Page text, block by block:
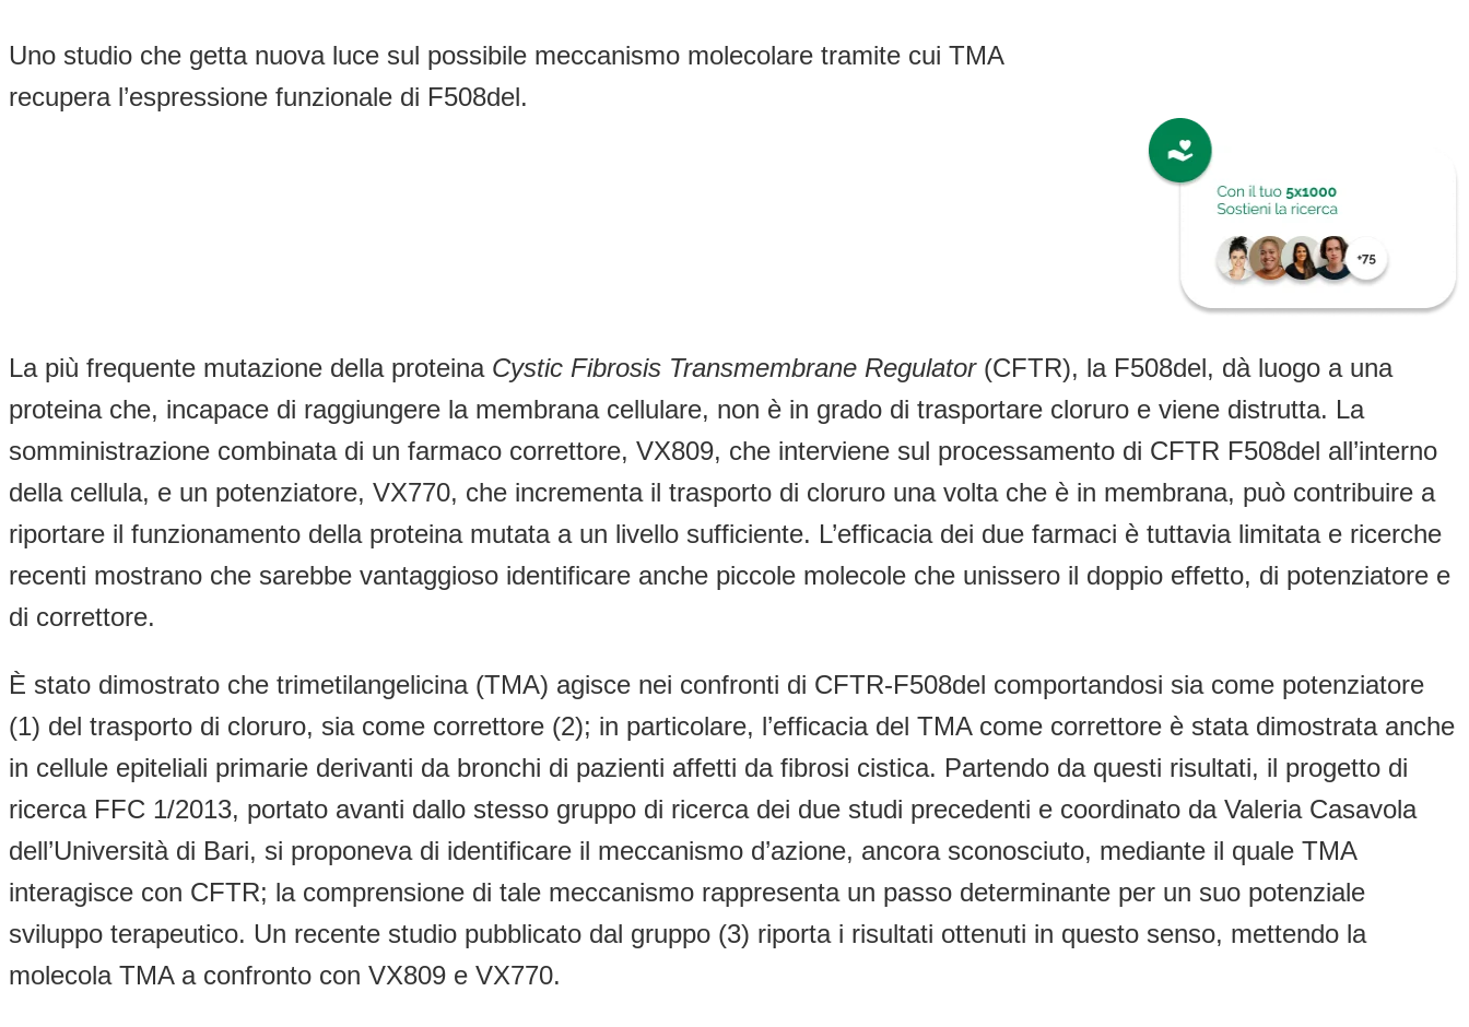
Uno studio che getta nuova luce sul possibile meccanismo molecolare tramite cui TMA
recupera l’espressione funzionale di F508del.
La più frequente mutazione della proteina Cystic Fibrosis Transmembrane Regulator(CFTR), la F508del, dà luogo a una
proteina che, incapace di raggiungere la membrana cellulare, non è in grado di trasportare cloruro e viene distrutta. La
somministrazione combinata di un farmaco correttore, VX809, che interviene sul processamento di CFTR F508del all’interno
della cellula, e un potenziatore, VX770, che incrementa il trasporto di cloruro una volta che è in membrana, può contribuire a
riportare il funzionamento della proteina mutata a un livello sufficiente. L’efficacia dei due farmaci è tuttavia limitata e ricerche
recenti mostrano che sarebbe vantaggioso identificare anche piccole molecole che unissero il doppio effetto, di potenziatore e
di correttore.
È stato dimostrato che trimetilangelicina (TMA) agisce nei confronti di CFTR-F508del comportandosi sia come potenziatore
(1) del trasporto di cloruro, sia come correttore (2); in particolare, l’efficacia del TMA come correttore è stata dimostrata anche
in cellule epiteliali primarie derivanti da bronchi di pazienti affetti da fibrosi cistica. Partendo da questi risultati, il progetto di
ricerca FFC 1/2013, portato avanti dallo stesso gruppo di ricerca dei due studi precedenti e coordinato da Valeria Casavola
dell’Università di Bari, si proponeva di identificare il meccanismo d’azione, ancora sconosciuto, mediante il quale TMA
interagisce con CFTR; la comprensione di tale meccanismo rappresenta un passo determinante per un suo potenziale
sviluppo terapeutico. Un recente studio pubblicato dal gruppo (3) riporta i risultati ottenuti in questo senso, mettendo la
molecola TMA a confronto con VX809 e VX770.